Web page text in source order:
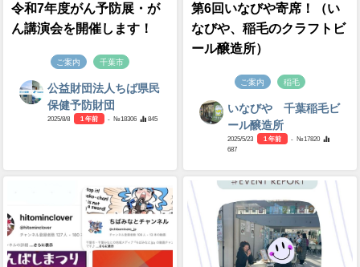
令和7年度がん予防展・が
ん講演会を開催します！
ご案内 千葉市
公益財団法人ちば県民
保健予防財団
2025/8/8 1 年前 - №18306 845
第6回いなびや寄席！（い
なびや、稲毛のクラフトビ
ール醸造所）
ご案内 稲毛
いなびや 千葉稲毛ビ
ール醸造所
2025/5/23 1 年前
- №17820
687